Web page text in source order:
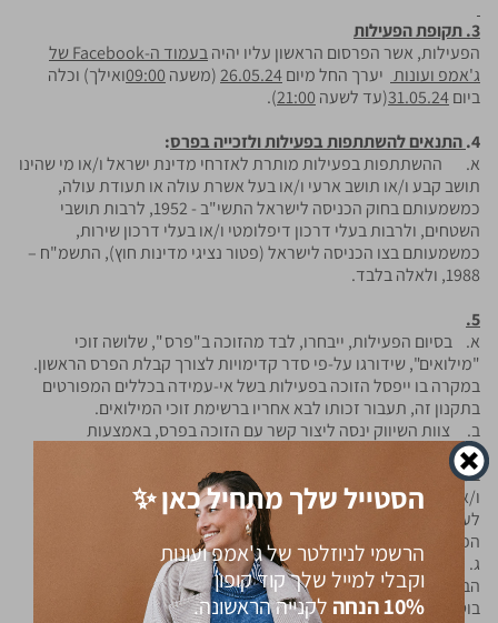
3. תקופת הפעילות
הפעילות, אשר הפרסום הראשון עליו יהיהבעמוד ה-Facebookשל
ג'אמפ ועונות יערך החל מיום26.05.24(משעה 09:00ואילך) וכלה
ביום31.05.24(עד לשעה 21:00
).
4. התנאים להשתתפות בפעילות ולזכייה בפרס:
א. ההשתתפות בפעילות מותרת לאזרחי מדינת ישראל ו/או מי שהינו
תושב קבע ו/או תושב ארעי ו/או בעל אשרת עולה או תעודת עולה,
כמשמעותם בחוק הכניסה לישראל התשי"ב - 1952, לרבות תושבי
השטחים, ולרבות בעלי דרכון דיפלומטי ו/או בעלי דרכון שירות,
כמשמעותם בצו הכניסה לישראל (פטור נציגי מדינות חוץ), התשמ"ח –
1988, ולאלה בלבד.
5.
א. בסיום הפעילות, ייבחרו, לבד מהזוכה ב"פרס ", שלושה זוכי
"מילואים", שידורגו על-פי סדר קדימויות לצורך קבלת הפרס הראשון.
במקרה בו ייפסל הזוכה בפעילות בשל אי-עמידה בכללים המפורטים
בתקנון זה, תעבור זכותו לבא אחריו ברשימת זוכי המילואים.
ב. צוות השיווק ינסה ליצור קשר עם הזוכה בפרס, באמצעות
התקשרות לפרטים שהותיר בעמוד הפייסבוק/ האינסטגרם . ואולם,
במידה ולא ייווצר עמו קשר תוך 36 שעות ממועד עריכת בחירת הזוכה
לעיל, ייפסל הזוכה ולא תהיה לו זכות או טענה כלשהי כלפי עורכת
הפעילות .
ג. נפסל הזוכה בפרס הראשון כאמור בסעיף קטן זה יחולו ההוראות
הבאות: במידה ומועמד לזכייה בפרס הראשון לא אותר ו/או נפסל ו/או
בוטלה זכות השתתפותו בפעילות, ינסה מוקד המבצע ליצור קשר עם
הסטייל שלך מתחיל כאן ✨
הרשמי לניוזלטר של ג'אמפ ועונות
וקבלי למייל שלך קוד קופון
10% הנחה
לקנייה הראשונה.